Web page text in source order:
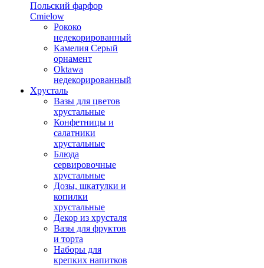
Польский фарфор
Сmielow
Рококо
недекорированный
Камелия Серый
орнамент
Oktawa
недекорированный
Хрусталь
Вазы для цветов
хрустальные
Конфетницы и
салатники
хрустальные
Блюда
сервировочные
хрустальные
Дозы, шкатулки и
копилки
хрустальные
Декор из хрусталя
Вазы для фруктов
и торта
Наборы для
крепких напитков